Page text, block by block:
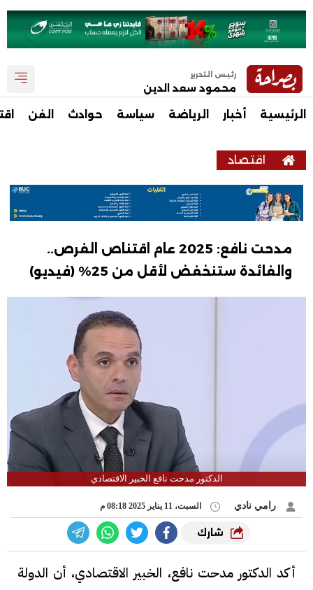
رئيس التحرير
محمود سعد الدين
الرئيسية أخبار الرياضة سياسة حوادث الفن
اقتصاد
مدحت نافع: 2025 عام اقتناص الفرص..
والفائدة ستنخفض لأقل من 25% (فيديو)
الدكتور مدحت نافع الخبير الاقتصادي
رامي نادي السبت، 11 يناير 2025 08:18 م
شارك
أكد الدكتور مدحت نافع، الخبير الاقتصادي، أن الدولة